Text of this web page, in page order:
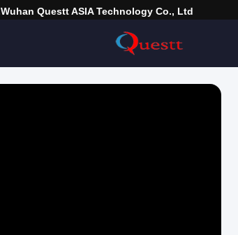
Wuhan Questt ASIA Technology Co., Ltd.